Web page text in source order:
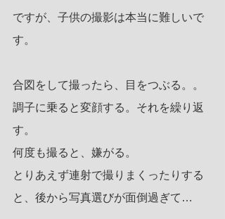
ですが、子供の撮影は本当に難しいで
す。
合図をして撮ったら、目をつぶる。。
調子に乗ると変顔する。それを繰り返
す。
何度も撮ると、嫌がる。
とりあえず連射で撮りまくったりする
と、後から写真選びが面倒過ぎて…